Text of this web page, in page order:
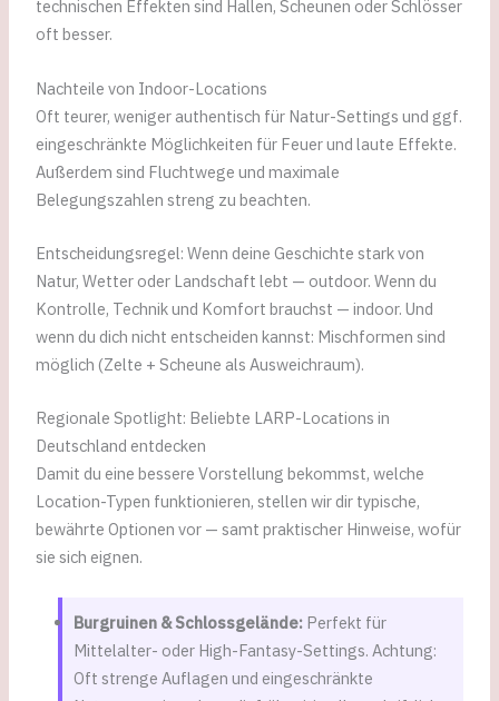
technischen Effekten sind Hallen, Scheunen oder Schlösser
oft besser.
Nachteile von Indoor-Locations
Oft teurer, weniger authentisch für Natur-Settings und ggf.
eingeschränkte Möglichkeiten für Feuer und laute Effekte.
Außerdem sind Fluchtwege und maximale
Belegungszahlen streng zu beachten.
Entscheidungsregel: Wenn deine Geschichte stark von
Natur, Wetter oder Landschaft lebt — outdoor. Wenn du
Kontrolle, Technik und Komfort brauchst — indoor. Und
wenn du dich nicht entscheiden kannst: Mischformen sind
möglich (Zelte + Scheune als Ausweichraum).
Regionale Spotlight: Beliebte LARP-Locations in
Deutschland entdecken
Damit du eine bessere Vorstellung bekommst, welche
Location-Typen funktionieren, stellen wir dir typische,
bewährte Optionen vor — samt praktischer Hinweise, wofür
sie sich eignen.
Burgruinen & Schlossgelände:Perfekt für
Mittelalter- oder High-Fantasy-Settings. Achtung:
Oft strenge Auflagen und eingeschränkte